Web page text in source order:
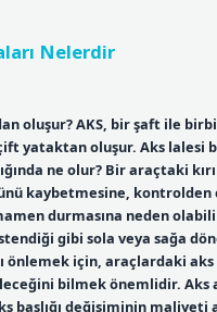
Nelerdir
oluşur? AKS, bir şaft ile
yataktan oluşur. Aks lalesi
ne olur? Bir araçtaki
kaybetmesine, kontrolden
durmasına neden
gibi sola veya sağa
önlemek için, araçlardaki aks
bilmek önemlidir. Aks
başlığı değişiminin maliyeti